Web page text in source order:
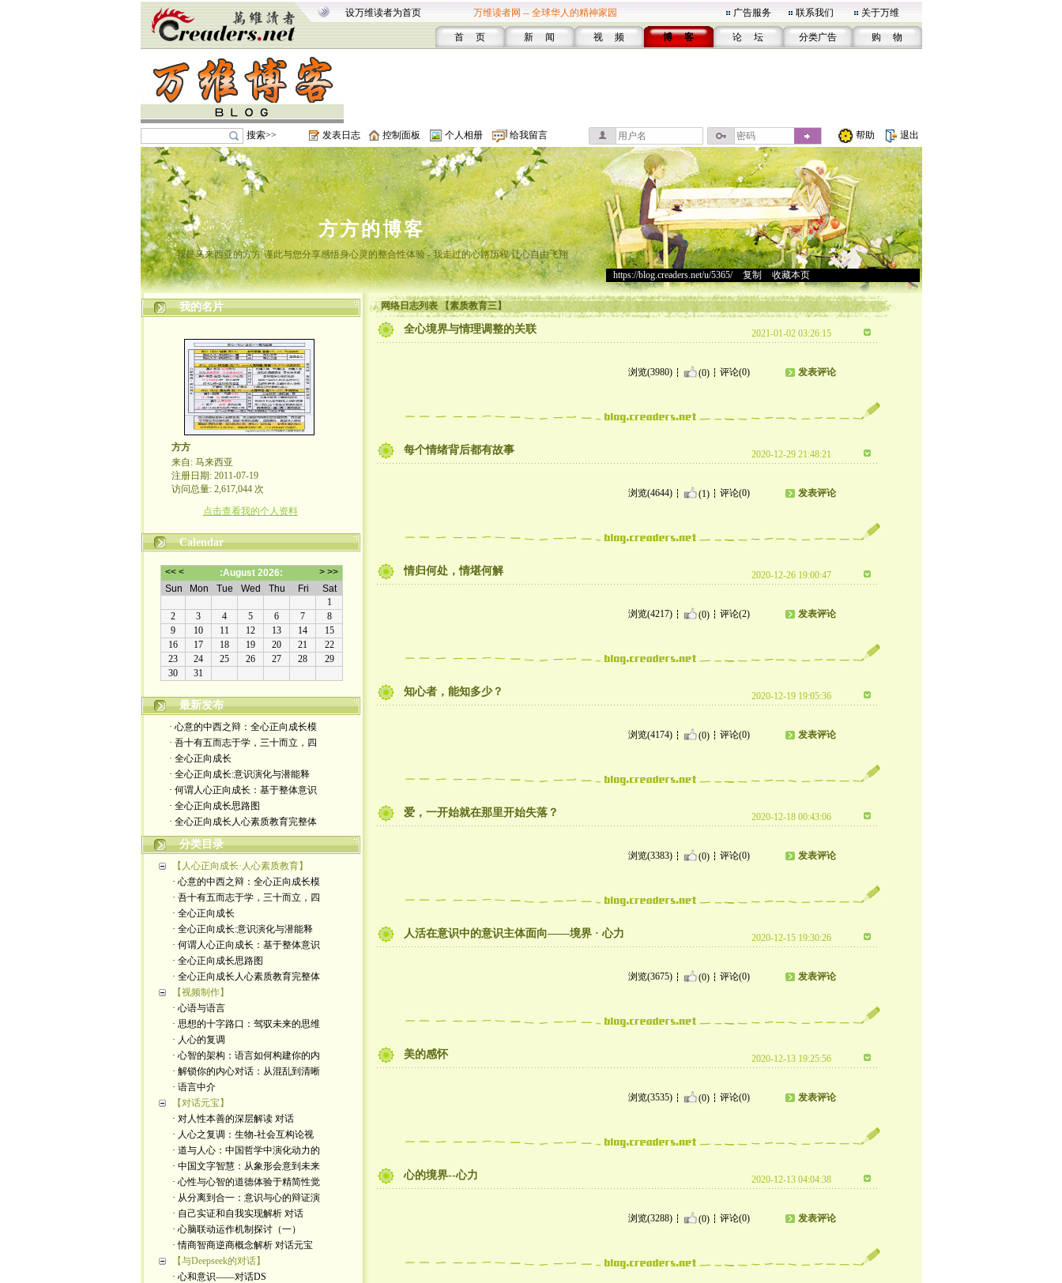
设万维读者为首页 万维读者网 -- 全球华人的精神家园 广告服务 联系我们 关于万维
首 页 新 闻 视 频 博 客 论 坛 分类广告 购 物
搜索>> 发表日志 控制面板 个人相册 给我留言 帮助 退出
方方的博客
我是马来西亚的方方 谨此与您分享感悟身心灵的整合性体验 - 我走过的心路历程 让心自由飞翔
https://blog.creaders.net/u/5365/> 复制 收藏本页
我的名片
方方
来自: 马来西亚
注册日期: 2011-07-19
访问总量: 2,617,044 次
点击查看我的个人资料
Calendar
最新发布
· 心意的中西之辩：全心正向成长模
· 吾十有五而志于学，三十而立，四
· 全心正向成长
· 全心正向成长:意识演化与潜能释
· 何谓人心正向成长：基于整体意识
· 全心正向成长思路图
· 全心正向成长人心素质教育完整体
分类目录
【人心正向成长·人心素质教育】
· 心意的中西之辩：全心正向成长模
· 吾十有五而志于学，三十而立，四
· 全心正向成长
· 全心正向成长:意识演化与潜能释
· 何谓人心正向成长：基于整体意识
· 全心正向成长思路图
· 全心正向成长人心素质教育完整体
【视频制作】
· 心语与语言
· 思想的十字路口：驾驭未来的思维
· 人心的复调
· 心智的架构：语言如何构建你的内
· 解锁你的内心对话：从混乱到清晰
· 语言中介
【对话元宝】
· 对人性本善的深层解读 对话
· 人心之复调：生物-社会互构论视
· 道与人心：中国哲学中演化动力的
· 中国文字智慧：从象形会意到未来
· 心性与心智的道德体验于精简性觉
· 从分离到合一：意识与心的辩证演
· 自己实证和自我实现解析 对话
· 心脑联动运作机制探讨（一）
· 情商智商逆商概念解析 对话元宝
【与Deepseek的对话】
· 心和意识——对话DS
网络日志列表 【素质教育三】
全心境界与情理调整的关联 2021-01-02 03:26:15
浏览(3980) (0) 评论(0) 发表评论
每个情绪背后都有故事 2020-12-29 21:48:21
浏览(4644) (1) 评论(0) 发表评论
情归何处，情堪何解 2020-12-26 19:00:47
浏览(4217) (0) 评论(2) 发表评论
知心者，能知多少？ 2020-12-19 19:05:36
浏览(4174) (0) 评论(0) 发表评论
爱，一开始就在那里开始失落？ 2020-12-18 00:43:06
浏览(3383) (0) 评论(0) 发表评论
人活在意识中的意识主体面向——境界 · 心力 2020-12-15 19:30:26
浏览(3675) (0) 评论(0) 发表评论
美的感怀 2020-12-13 19:25:56
浏览(3535) (0) 评论(0) 发表评论
心的境界--心力 2020-12-13 04:04:38
浏览(3288) (0) 评论(0) 发表评论